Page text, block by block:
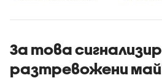
За това
разтревожени